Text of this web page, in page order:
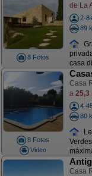
8 Fotos
de La
2-
89
casa
8 Fotos
Video
Casa
a 25,3
4-
80
Casa